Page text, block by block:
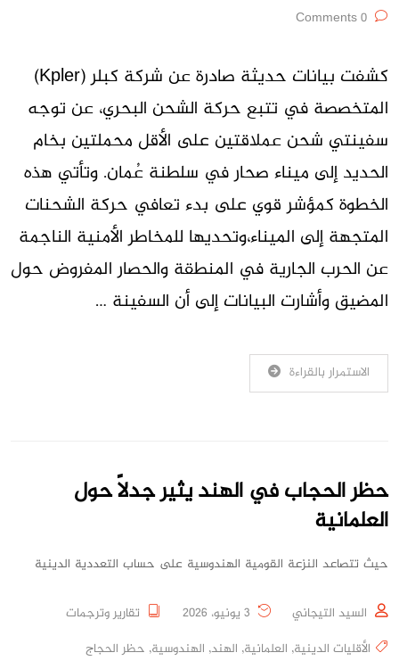
كشفت بيانات حديثة صادرة عن شركة كبلر (Kpler)
المتخصصة في تتبع حركة الشحن البحري، عن توجه
سفينتي شحن عملاقتين على الأقل محملتين بخام
الحديد إلى ميناء صحار في سلطنة عُمان. وتأتي هذه
الخطوة كمؤشر قوي على بدء تعافي حركة الشحنات
المتجهة إلى الميناء،وتحديها للمخاطر الأمنية الناجمة
عن الحرب الجارية في المنطقة والحصار المفروض حول
المضيق وأشارت ​البيانات إلى أن السفينة …
الاستمرار بالقراءة
حظر الحجاب في الهند يثير جدلاً حول
العلمانية
حيث تتصاعد النزعة القومية الهندوسية على حساب التعددية الدينية
السيد التيجاني
تقارير وترجمات
الأقليات الدينية, العلمانية, الهند, الهندوسية, حظر الحجاج